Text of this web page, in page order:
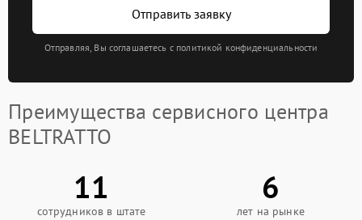
Отправить заявку
Отправляя, Вы соглашаетесь с политикой конфиденциальности
Преимущества сервисного центра
BELTRATTO
11
сотрудников в штате
6
лет на рынке